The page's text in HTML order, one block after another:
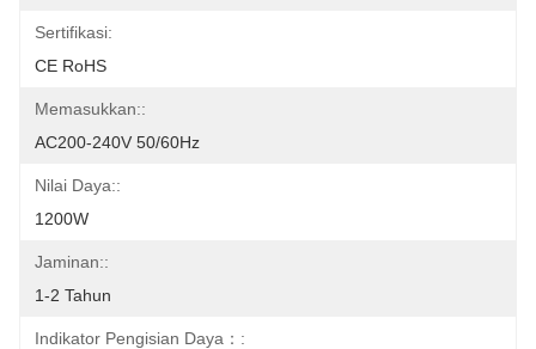
Sertifikasi:
CE RoHS
Memasukkan::
AC200-240V 50/60Hz
Nilai Daya::
1200W
Jaminan::
1-2 Tahun
Indikator Pengisian Daya：: